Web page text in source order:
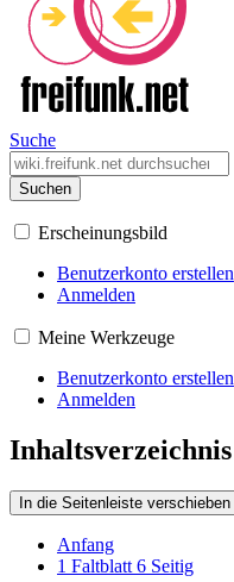
Suche
Suchen
Erscheinungsbild
Benutzerkonto erstellen
Anmelden
Meine Werkzeuge
Benutzerkonto erstellen
Anmelden
Inhaltsverzeichnis
In die Seitenleiste verschieben
Anfang
1 Faltblatt 6 Seitig